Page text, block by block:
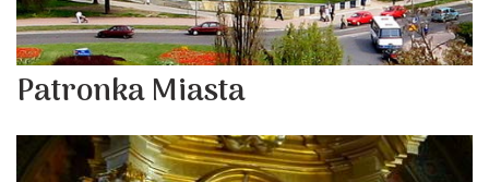
Patronka Miasta